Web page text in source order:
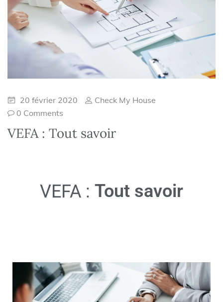
20 février 2020
Check My House
0 Comments
VEFA : Tout savoir
VEFA : Tout savoir